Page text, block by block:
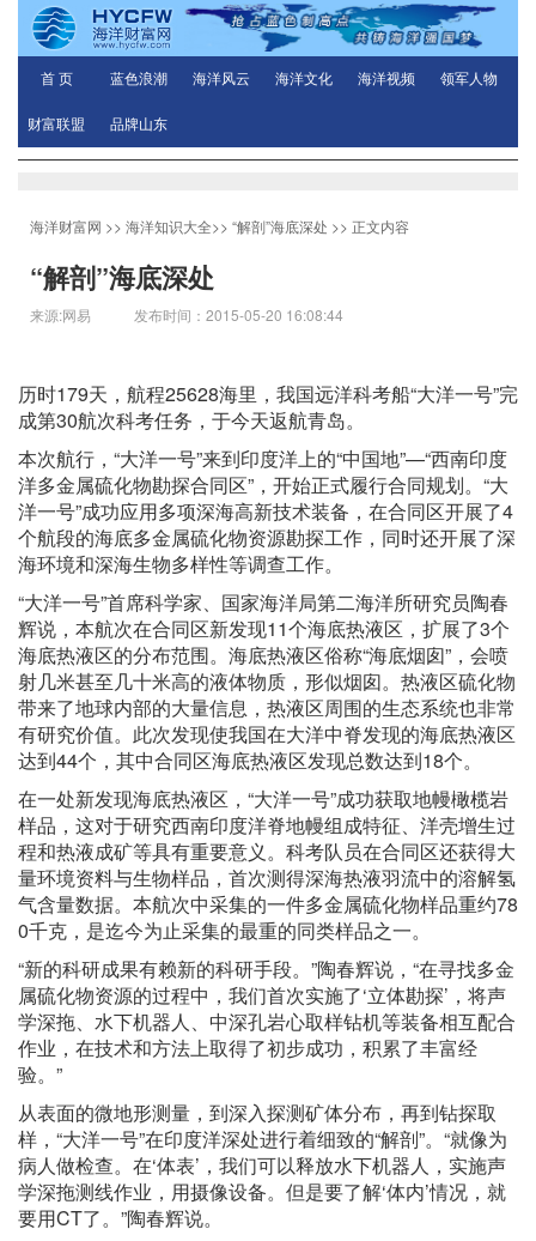
首 页 蓝色浪潮 海洋风云 海洋文化 海洋视频 领军人物
财富联盟 品牌山东
海洋财富网 >> 海洋知识大全>> “解剖”海底深处 >> 正文内容
“解剖”海底深处
来源:网易 发布时间：2015-05-20 16:08:44
历时179天，航程25628海里，我国远洋科考船“大洋一号”完
成第30航次科考任务，于今天返航青岛。
本次航行，“大洋一号”来到印度洋上的“中国地”—“西南印度
洋多金属硫化物勘探合同区”，开始正式履行合同规划。“大
洋一号”成功应用多项深海高新技术装备，在合同区开展了4
个航段的海底多金属硫化物资源勘探工作，同时还开展了深
海环境和深海生物多样性等调查工作。
“大洋一号”首席科学家、国家海洋局第二海洋所研究员陶春
辉说，本航次在合同区新发现11个海底热液区，扩展了3个
海底热液区的分布范围。海底热液区俗称“海底烟囱”，会喷
射几米甚至几十米高的液体物质，形似烟囱。热液区硫化物
带来了地球内部的大量信息，热液区周围的生态系统也非常
有研究价值。此次发现使我国在大洋中脊发现的海底热液区
达到44个，其中合同区海底热液区发现总数达到18个。
在一处新发现海底热液区，“大洋一号”成功获取地幔橄榄岩
样品，这对于研究西南印度洋脊地幔组成特征、洋壳增生过
程和热液成矿等具有重要意义。科考队员在合同区还获得大
量环境资料与生物样品，首次测得深海热液羽流中的溶解氢
气含量数据。本航次中采集的一件多金属硫化物样品重约78
0千克，是迄今为止采集的最重的同类样品之一。
“新的科研成果有赖新的科研手段。”陶春辉说，“在寻找多金
属硫化物资源的过程中，我们首次实施了‘立体勘探’，将声
学深拖、水下机器人、中深孔岩心取样钻机等装备相互配合
作业，在技术和方法上取得了初步成功，积累了丰富经
验。”
从表面的微地形测量，到深入探测矿体分布，再到钻探取
样，“大洋一号”在印度洋深处进行着细致的“解剖”。“就像为
病人做检查。在‘体表’，我们可以释放水下机器人，实施声
学深拖测线作业，用摄像设备。但是要了解‘体内’情况，就
要用CT了。”陶春辉说。